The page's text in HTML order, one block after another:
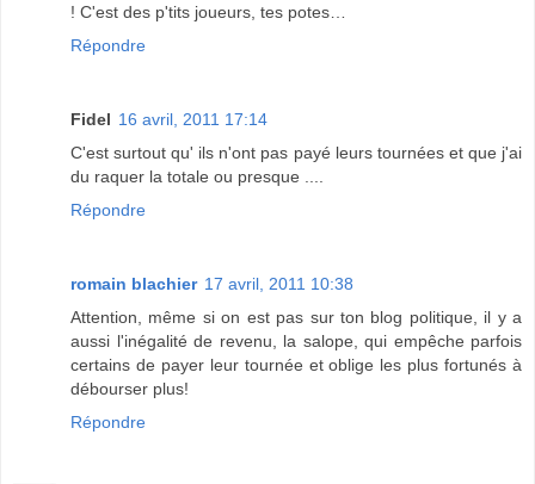
! C'est des p'tits joueurs, tes potes…
Répondre
Fidel 16 avril, 2011 17:14
C'est surtout qu' ils n'ont pas payé leurs tournées et que j'ai
du raquer la totale ou presque ....
Répondre
romain blachier 17 avril, 2011 10:38
Attention, même si on est pas sur ton blog politique, il y a
aussi l'inégalité de revenu, la salope, qui empêche parfois
certains de payer leur tournée et oblige les plus fortunés à
débourser plus!
Répondre